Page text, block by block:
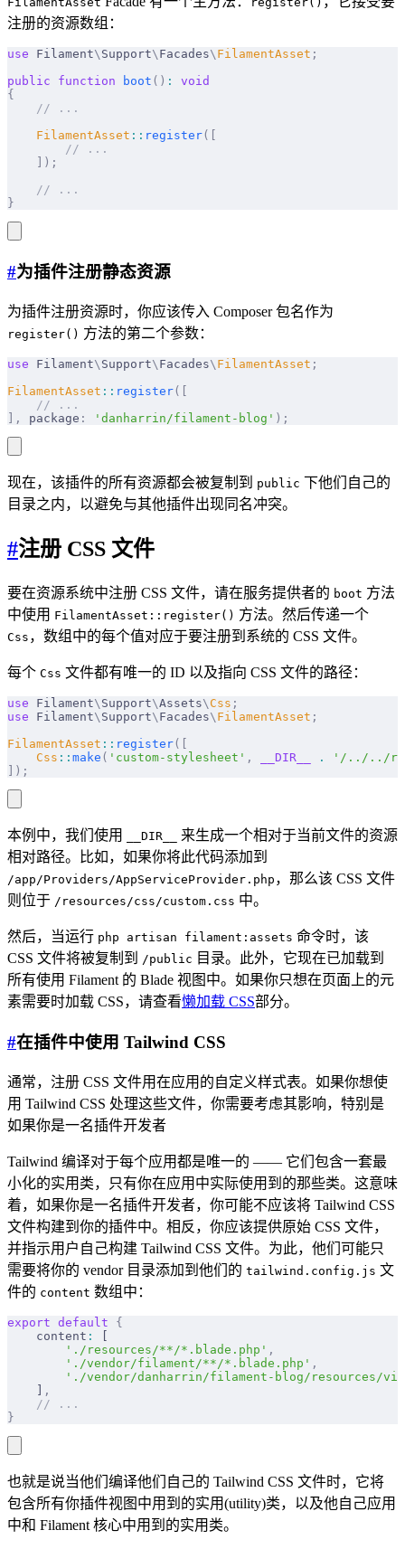
注册的资源数组：
use Filament\ Support\ Facades\ FilamentAsset ;
public function boot () :
void
{
    // ...
    FilamentAsset
:: register([
        // ...
    ]);
    // ...
}
#为插件注册静态资源
为插件注册资源时，你应该传入 Composer 包名作为
register() 方法的第二个参数：
use Filament\ Support\ Facades\ FilamentAsset ;
FilamentAsset :: register([
    // ...
],
package : 'danharrin/filament-blog' );
现在，该插件的所有资源都会被复制到 public 下他们自己的
目录之内，以避免与其他插件出现同名冲突。
#注册 CSS 文件
要在资源系统中注册 CSS 文件，请在服务提供者的 boot 方法
中使用 FilamentAsset::register() 方法。然后传递一个
Css ，数组中的每个值对应于要注册到系统的 CSS 文件。
每个 Css 文件都有唯一的 ID 以及指向 CSS 文件的路径：
use Filament\ Support\Assets\ Css ;
use Filament\ Support\ Facades\ FilamentAsset ;
FilamentAsset :: register([
    Css
:: make ( 'custom-stylesheet' , __DIR__ .
'/../../
]);
本例中，我们使用 __DIR__
来生成一个相对于当前文件的资源
相对路径。比如，如果你将此代码添加到
/app/Providers/AppServiceProvider.php ，那么该 CSS 文件
则位于 /resources/css/custom.css 中。
然后，当运行 php artisan filament:assets 命令时，该
CSS 文件将被复制到 /public 目录。此外，它现在已加载到
所有使用 Filament 的 Blade 视图中。如果你只想在页面上的元
素需要时加载 CSS，请查看懒加载 CSS部分。
#在插件中使用 Tailwind CSS
通常，注册 CSS 文件用在应用的自定义样式表。如果你想使
用 Tailwind CSS 处理这些文件，你需要考虑其影响，特别是
如果你是一名插件开发者
Tailwind 编译对于每个应用都是唯一的 —— 它们包含一套最
小化的实用类，只有你在应用中实际使用到的那些类。这意味
着，如果你是一名插件开发者，你可能不应该将 Tailwind CSS
文件构建到你的插件中。相反，你应该提供原始 CSS 文件，
并指示用户自己构建 Tailwind CSS 文件。为此，他们可能只
需要将你的 vendor 目录添加到他们的 tailwind.config.js 文
件的 content 数组中：
export default {
    content
:
        './resources/**/*.blade.php'
,
        './vendor/filament/**/*.blade.php'
,
'./vendor/danharrin/filament-blog/resources/
,
    // ...
}
也就是说当他们编译他们自己的 Tailwind CSS 文件时，它将
包含所有你插件视图中用到的实用(utility)类，以及他自己应用
中和 Filament 核心中用到的实用类。